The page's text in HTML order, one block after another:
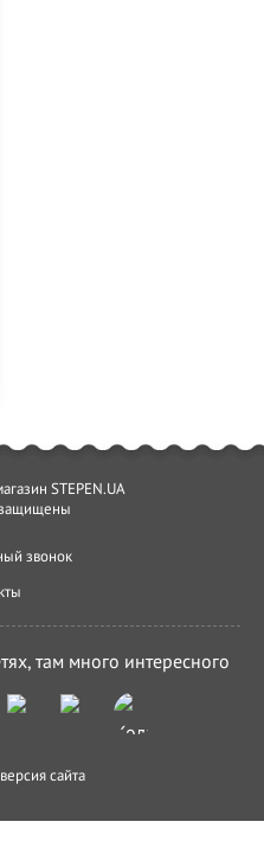
STEPEN.UA
звонок
там много интересного
сайта